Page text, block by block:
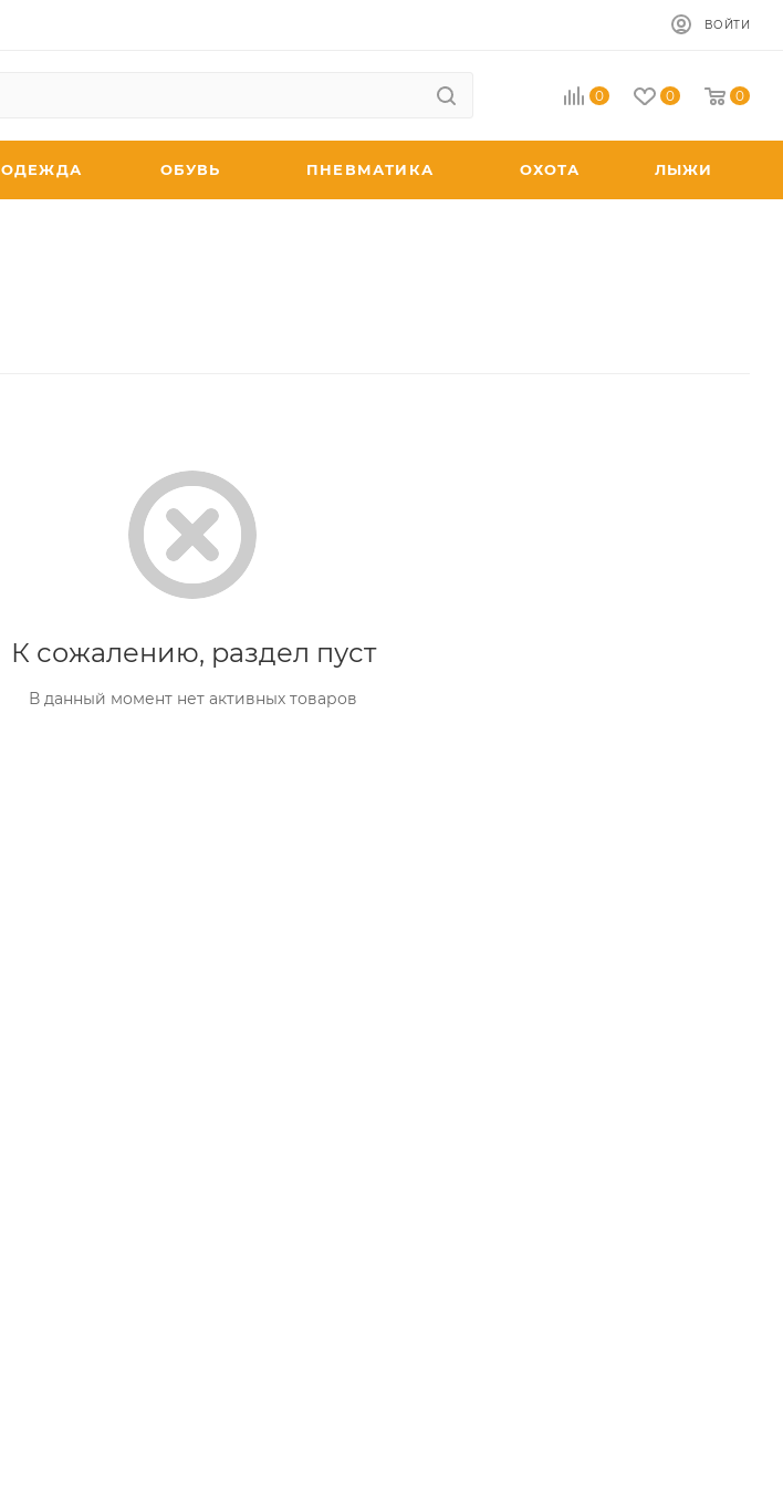
ВОЙТИ
0 0 0
ОДЕЖДА ОБУВЬ ПНЕВМАТИКА ОХОТА ЛЫЖИ
К сожалению, раздел пуст
В данный момент нет активных товаров